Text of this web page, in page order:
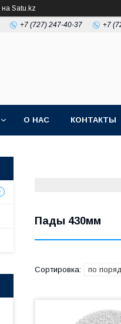
на Satu.kz
+7 (727) 247-40-37 +7
О НАС КОНТАКТЫ
Пады 430мм